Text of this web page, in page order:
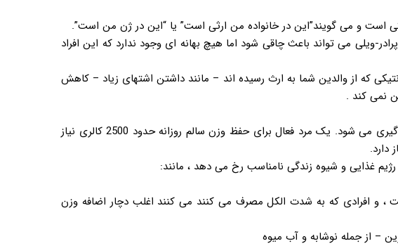
است و می گویند”این در خانواده من ارثی است” یا “این در ژن من است”.
ویلی می تواند باعث چاقی شود اما هیچ بهانه ای وجود ندارد که این افراد
که از والدین شما به ارث رسیده اند – مانند داشتن اشتهای زیاد – کاهش
نمی کند .
ارزش انرژی غذا در واحدهایی به نام کالری اندازه گیری می شود. یک مرد فعال برای حفظ وزن سالم روزانه حدود 2500 کالری نیاز
غذایی و شیوه زندگی نامناسب رخ می دهد ، مانند:
، و افرادی که به شدت الکل مصرف می کنند می کنند اغلب دچار اضافه وزن
– از جمله نوشابه و آب میوه